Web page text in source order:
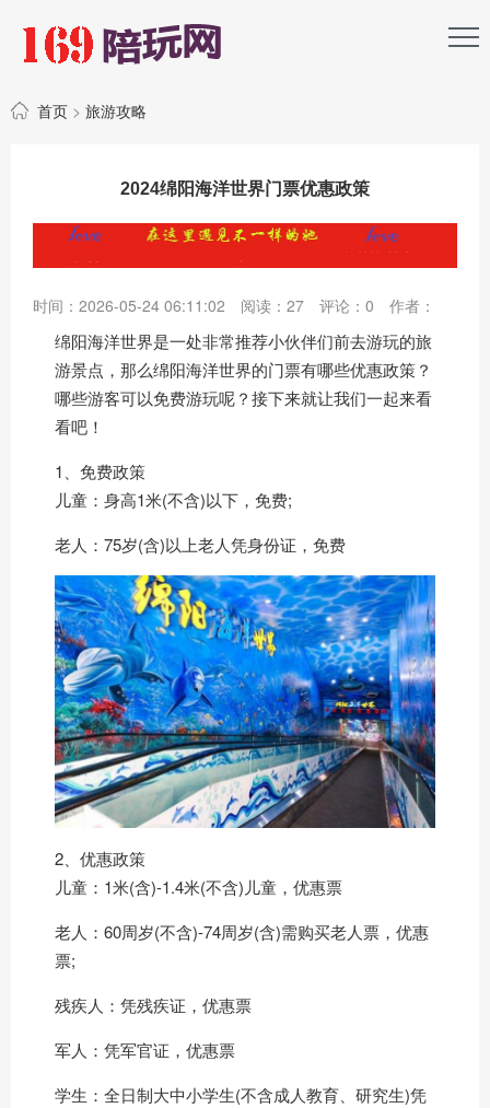
首页 > 旅游攻略
2024绵阳海洋世界门票优惠政策
时间：2026-05-24 06:11:02 阅读： 27 评论： 0 作者：
绵阳海洋世界是一处非常推荐小伙伴们前去游玩的旅
游景点，那么绵阳海洋世界的门票有哪些优惠政策？
哪些游客可以免费游玩呢？接下来就让我们一起来看
看吧！
1、免费政策
儿童：身高1米(不含)以下，免费;
老人：75岁(含)以上老人凭身份证，免费
2、优惠政策
儿童：1米(含)-1.4米(不含)儿童，优惠票
老人：60周岁(不含)-74周岁(含)需购买老人票，优惠
票;
残疾人：凭残疾证，优惠票
军人：凭军官证，优惠票
学生：全日制大中小学生(不含成人教育、研究生)凭